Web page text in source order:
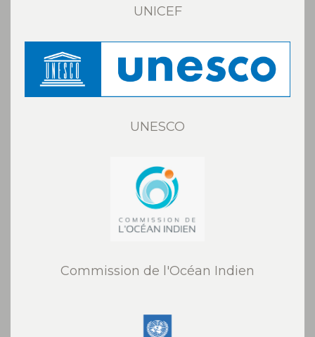
UNICEF
UNESCO
Commission de l'Océan Indien